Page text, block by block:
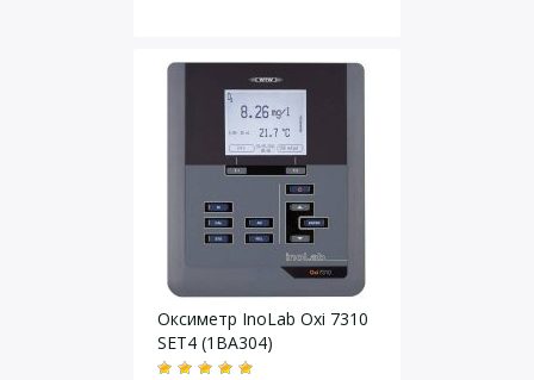
Оксиметр InoLab Oxi 7310
SET4 (1BA304)